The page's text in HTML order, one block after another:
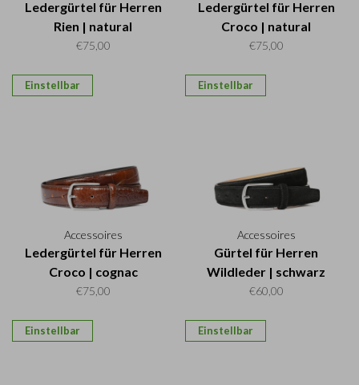
Ledergürtel für Herren
Rien | natural
€75,00
Ledergürtel für Herren
Croco | natural
€75,00
Einstellbar
Accessoires
Ledergürtel für Herren
Croco | cognac
€75,00
Einstellbar
Accessoires
Gürtel für Herren
Wildleder | schwarz
€60,00
Einstellbar Einstellbar